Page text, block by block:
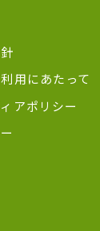
用にあたって
アポリシー